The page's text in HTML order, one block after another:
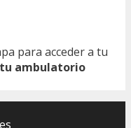
para acceder a tu
tu ambulatorio